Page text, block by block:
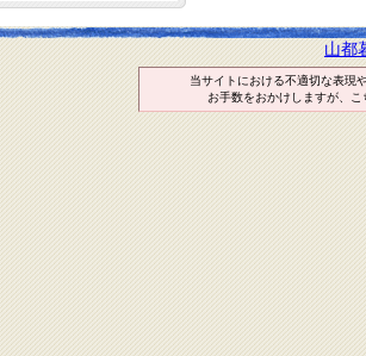
山都
当サイトにおける不適切な表現
お手数をおかけしますが、こ